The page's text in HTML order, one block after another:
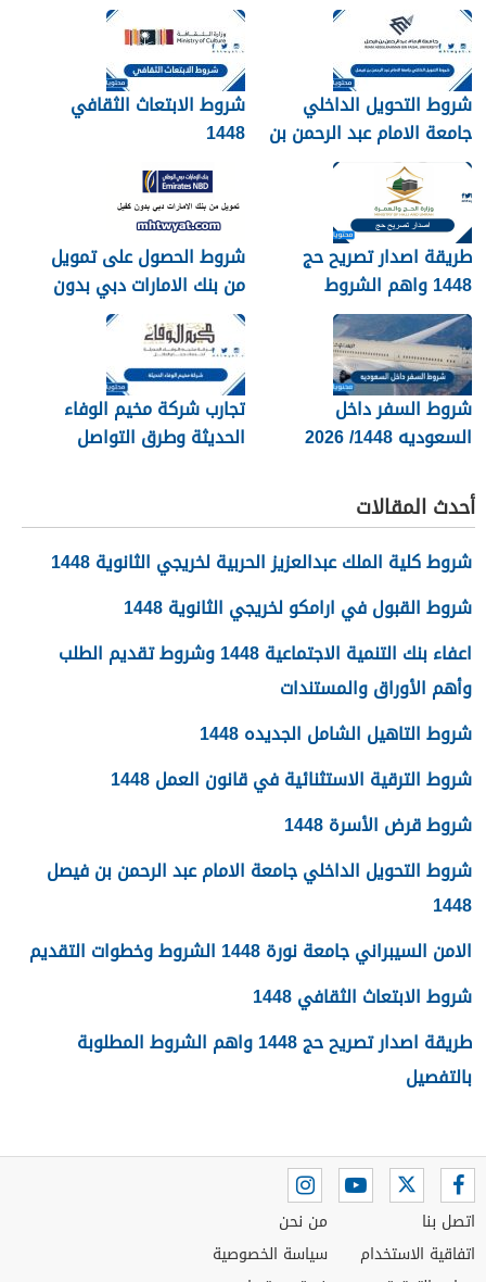
شروط التحويل الداخلي
جامعة الامام عبد الرحمن بن
فيصل 1448
شروط الابتعاث الثقافي
1448
طريقة اصدار تصريح حج
1448 واهم الشروط
المطلوبة بالتفصيل
شروط الحصول على تمويل
من بنك الامارات دبي بدون
كفيل 1448
شروط السفر داخل
السعوديه 1448/ 2026
تجارب شركة مخيم الوفاء
الحديثة وطرق التواصل
أحدث المقالات
شروط كلية الملك عبدالعزيز الحربية لخريجي الثانوية 1448
شروط القبول في ارامكو لخريجي الثانوية 1448
اعفاء بنك التنمية الاجتماعية 1448 وشروط تقديم الطلب
وأهم الأوراق والمستندات
شروط التاهيل الشامل الجديده 1448
شروط الترقية الاستثنائية في قانون العمل 1448
شروط قرض الأسرة 1448
شروط التحويل الداخلي جامعة الامام عبد الرحمن بن فيصل
1448
الامن السيبراني جامعة نورة 1448 الشروط وخطوات التقديم
شروط الابتعاث الثقافي 1448
طريقة اصدار تصريح حج 1448 واهم الشروط المطلوبة
بالتفصيل
اتصل بنا
اتفاقية الاستخدام
من نحن
سياسة الخصوصية